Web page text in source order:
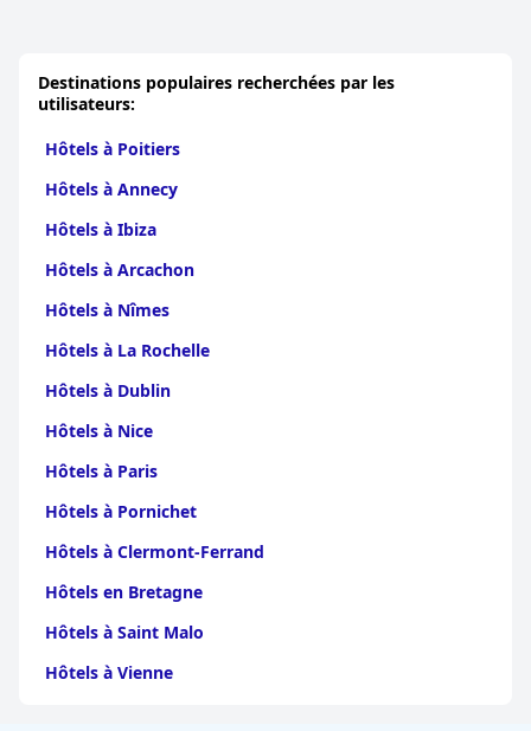
Destinations populaires recherchées par les
utilisateurs:
Hôtels à Poitiers
Hôtels à Annecy
Hôtels à Ibiza
Hôtels à Arcachon
Hôtels à Nîmes
Hôtels à La Rochelle
Hôtels à Dublin
Hôtels à Nice
Hôtels à Paris
Hôtels à Pornichet
Hôtels à Clermont-Ferrand
Hôtels en Bretagne
Hôtels à Saint Malo
Hôtels à Vienne